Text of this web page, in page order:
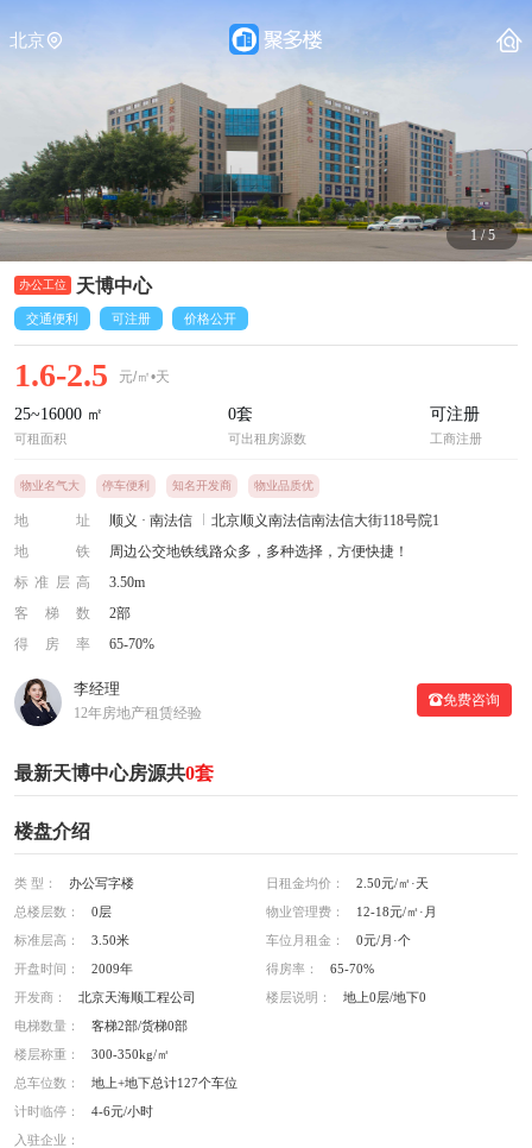
北京
1/5
天博中心
交通便利 可注册 价格公开
1.6-2.5 元/㎡•天
25~16000 ㎡
可租面积
0套
可出租房源数
可注册
工商注册
物业名气大 停车便利 知名开发商 物业品质优
地址 顺义 · 南法信
北京顺义南法信南法信大街118号院1
地铁
周边公交地铁线路众多，多种选择，方便快捷！
标准层高
3.50m
客梯数
2部
得房率
65-70%
李经理
12年房地产租赁经验
免费咨询
最新天博中心房源共0套
楼盘介绍
类 型： 办公写字楼 日租金均价：
2.50元/㎡·天
总楼层数：
0层 物业管理费：
12-18元/㎡·月
标准层高：
3.50米 车位月租金：
0元/月·个
开盘时间：
2009年 得房率：
65-70%
开发商：
北京天海顺工程公司 楼层说明：
地上0层/地下0
电梯数量：
客梯2部/货梯0部
楼层称重：
300-350kg/㎡
总车位数：
地上+地下总计127个车位
计时临停：
4-6元/小时
入驻企业：